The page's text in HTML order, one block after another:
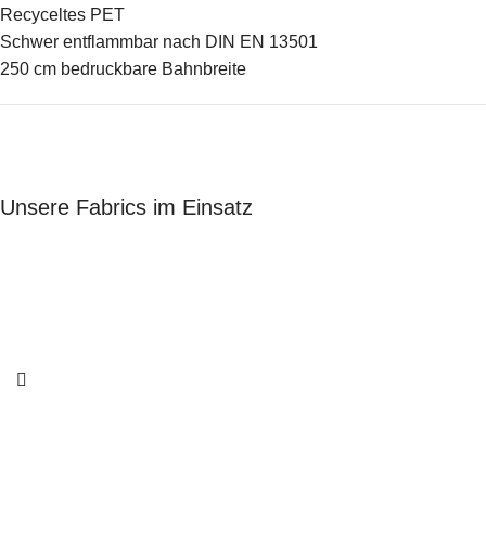
Recyceltes PET
Schwer entflammbar nach DIN EN 13501
250 cm bedruckbare Bahnbreite
Unsere Fabrics im Einsatz